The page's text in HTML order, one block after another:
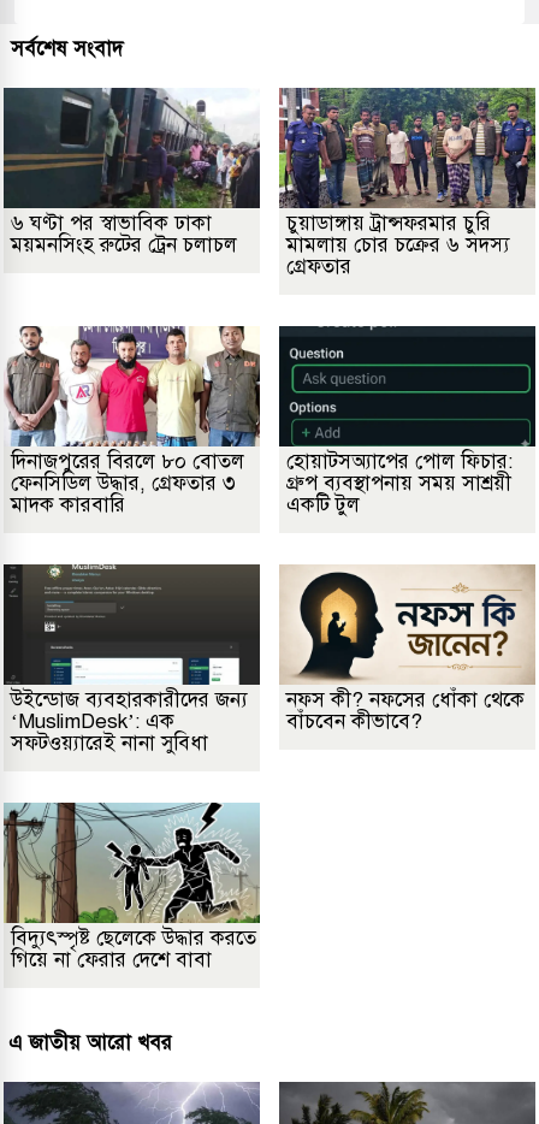
সর্বশেষ সংবাদ
৬ ঘণ্টা পর স্বাভাবিক ঢাকা
ময়মনসিংহ রুটের ট্রেন চলাচল
চুয়াডাঙ্গায় ট্রান্সফরমার চুরি
মামলায় চোর চক্রের ৬ সদস্য
গ্রেফতার
দিনাজপুরের বিরলে ৮০ বোতল
ফেনসিডিল উদ্ধার, গ্রেফতার ৩
মাদক কারবারি
হোয়াটসঅ্যাপের পোল ফিচার:
গ্রুপ ব্যবস্থাপনায় সময় সাশ্রয়ী
একটি টুল
উইন্ডোজ ব্যবহারকারীদের জন্য
‘MuslimDesk’: এক
সফটওয়্যারেই নানা সুবিধা
নফস কী? নফসের ধোঁকা থেকে
বাঁচবেন কীভাবে?
বিদ্যুৎস্পৃষ্ট ছেলেকে উদ্ধার করতে
গিয়ে না ফেরার দেশে বাবা
এ জাতীয় আরো খবর